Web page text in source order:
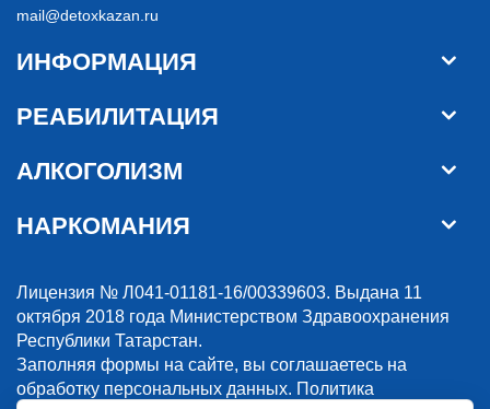
mail@detoxkazan.ru
ИНФОРМАЦИЯ
РЕАБИЛИТАЦИЯ
АЛКОГОЛИЗМ
НАРКОМАНИЯ
Лицензия № Л041-01181-16/00339603. Выдана 11
октября 2018 года Министерством Здравоохранения
Республики Татарстан.
Заполняя формы на сайте, вы соглашаетесь на
обработку персональных данных. Политика